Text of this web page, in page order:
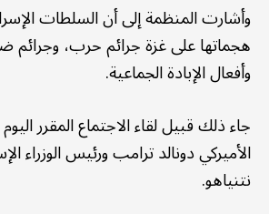
وأشارت المنظمة إلى أن السلطات
هجماتها على غزة جرائم حرب، وجرائم
وأفعال الإبادة الجماعية.
جاء ذلك قبيل لقاء الاجتماع المقرر
الأميركي دونالد ترامب ورئيس الوزراء
نتنياهو.